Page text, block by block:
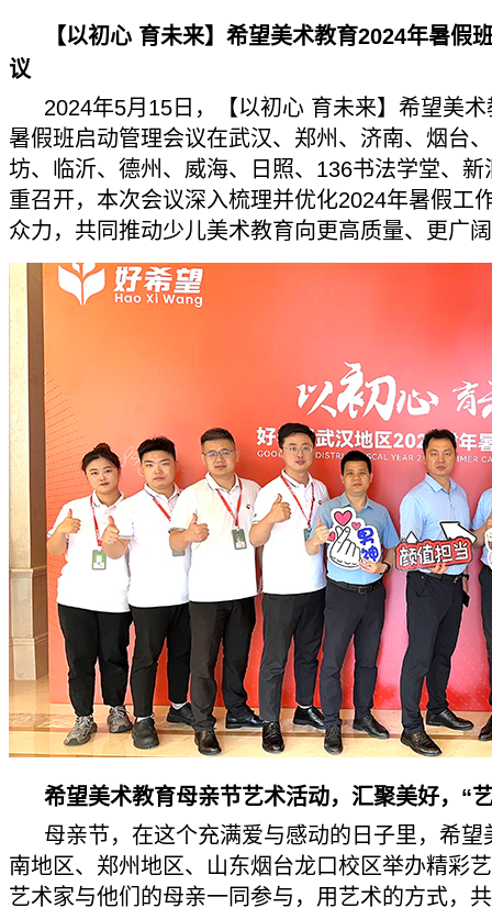
【以初心 育未来】希望美术教育2024年暑假
议
2024年5月15日，【以初心 育未来】希望美
暑假班启动管理会议在武汉、郑州、济南、烟台
坊、临沂、德州、威海、日照、136书法学堂、新
重召开，本次会议深入梳理并优化2024年暑假工
众力，共同推动少儿美术教育向更高质量、更广
希望美术教育母亲节艺术活动，汇聚美好，“
母亲节，在这个充满爱与感动的日子里，希望
南地区、郑州地区、山东烟台龙口校区举办精彩
艺术家与他们的母亲一同参与，用艺术的方式，